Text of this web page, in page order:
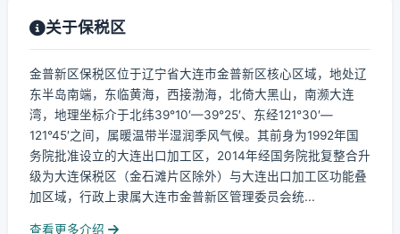
关于保税区
金普新区保税区位于辽宁省大连市金普新区核心区域，地处辽
东半岛南端，东临黄海，西接渤海，北倚大黑山，南濒大连
湾，地理坐标介于北纬39°10′—39°25′、东经121°30′—
121°45′之间，属暖温带半湿润季风气候。其前身为1992年国
务院批准设立的大连出口加工区，2014年经国务院批复整合升
级为大连保税区（金石滩片区除外）与大连出口加工区功能叠
加区域，行政上隶属大连市金普新区管理委员会统...
查看更多介绍